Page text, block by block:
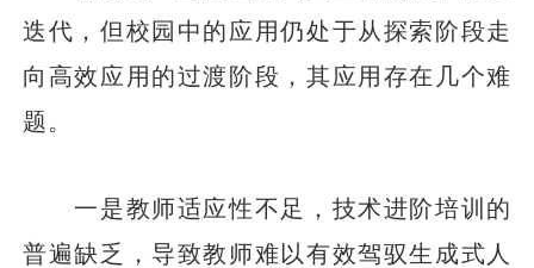
迭代，但校园中的应用仍处于从探索阶段走
向高效应用的过渡阶段，其应用存在几个难
题。
一是教师适应性不足，技术进阶培训的
普遍缺乏，导致教师难以有效驾驭生成式人